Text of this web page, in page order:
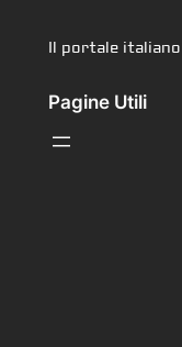
Il portale
Pagine Utili